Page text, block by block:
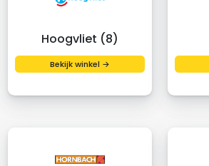
Hoogvliet (8)
Bekijk winkel →